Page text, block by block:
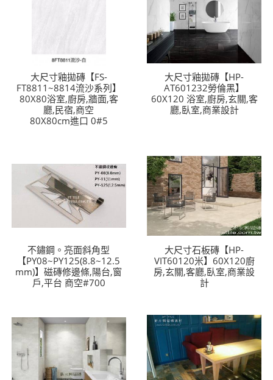
大尺寸釉拋磚【FS-
FT8811~8814流沙系列】
80X80浴室,廚房,牆面,客
廳,民宿,商空
80X80cm進口 0#5
大尺寸釉拋磚【HP-
AT601232勞倫黑】
60X120 浴室,廚房,玄關,客
廳,臥室,商業設計
不鏽鋼。亮面斜角型
【PY08~PY125(8.8~12.5
mm)】磁磚修邊條,陽台,窗
戶,平台 商空#700
大尺寸石板磚【HP-
VIT60120米】60X120廚
房,玄關,客廳,臥室,商業設
計